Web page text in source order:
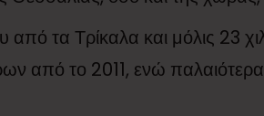
από τα Τρίκαλα και μόλις 23
από το 2011, ενώ παλαιότερα